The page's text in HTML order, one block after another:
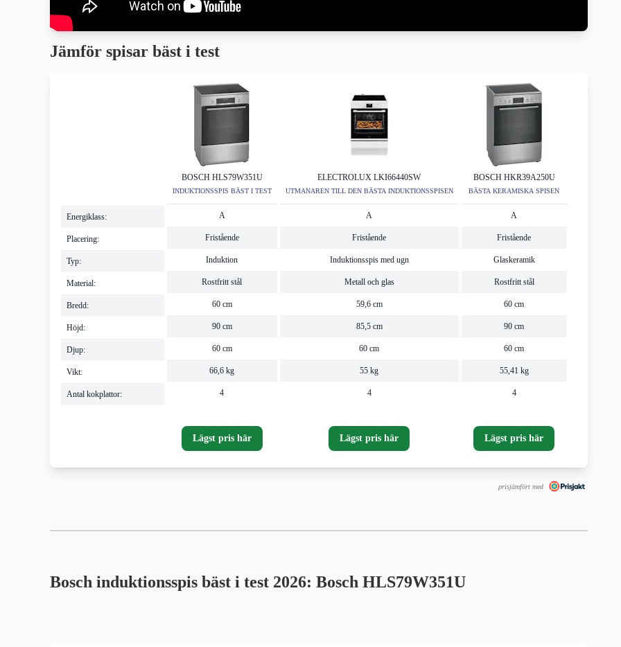
Jämför spisar bäst i test
Energiklass:
Placering:
Typ:
Material:
Bredd:
Höjd:
Djup:
Vikt:
Antal kokplattor:
BOSCH HLS79W351U
INDUKTIONSSPIS BÄST I TEST
A
Fristående
Induktion
Rostfritt stål
60 cm
90 cm
60 cm
66,6 kg
4
Lägst pris här
ELECTROLUX LKI66440SW
UTMANAREN TILL DEN BÄSTA INDUKTIONSSPISEN
A
Fristående
Induktionsspis med ugn
Metall och glas
59,6 cm
85,5 cm
60 cm
55 kg
4
Lägst pris här
BOSCH HKR39A250U
BÄSTA KERAMISKA SPISEN
A
Fristående
Glaskeramik
Rostfritt stål
60 cm
90 cm
60 cm
55,41 kg
4
Lägst pris här
prisjämfört med
Bosch induktionsspis bäst i test 2026: Bosch HLS79W351U